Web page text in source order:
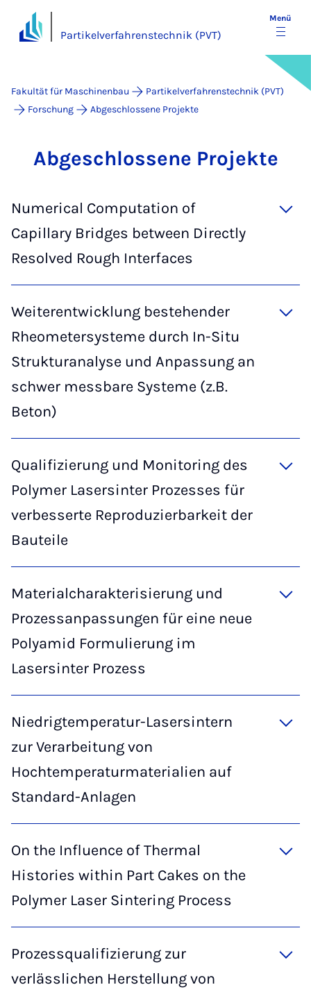
Partikelverfahrenstechnik (PVT)
Menü
Fakultät für Maschinenbau
Partikelverfahrenstechnik (PVT)
Forschung
Abgeschlossene Projekte
Ab­ge­schlos­se­ne Pro­jek­te
Numerical Computation of
Capillary Bridges between Directly
Resolved Rough Interfaces
Weiterentwicklung bestehender
Rheometersysteme durch In-Situ
Strukturanalyse und Anpassung an
schwer messbare Systeme (z.B.
Beton)
Qualifizierung und Monitoring des
Polymer Lasersinter Prozesses für
verbesserte Reproduzierbarkeit der
Bauteile
Materialcharakterisierung und
Prozessanpassungen für eine neue
Polyamid Formulierung im
Lasersinter Prozess
Niedrigtemperatur-Lasersintern
zur Verarbeitung von
Hochtemperaturmaterialien auf
Standard-Anlagen
On the Influence of Thermal
Histories within Part Cakes on the
Polymer Laser Sintering Process
Prozessqualifizierung zur
verlässlichen Herstellung von